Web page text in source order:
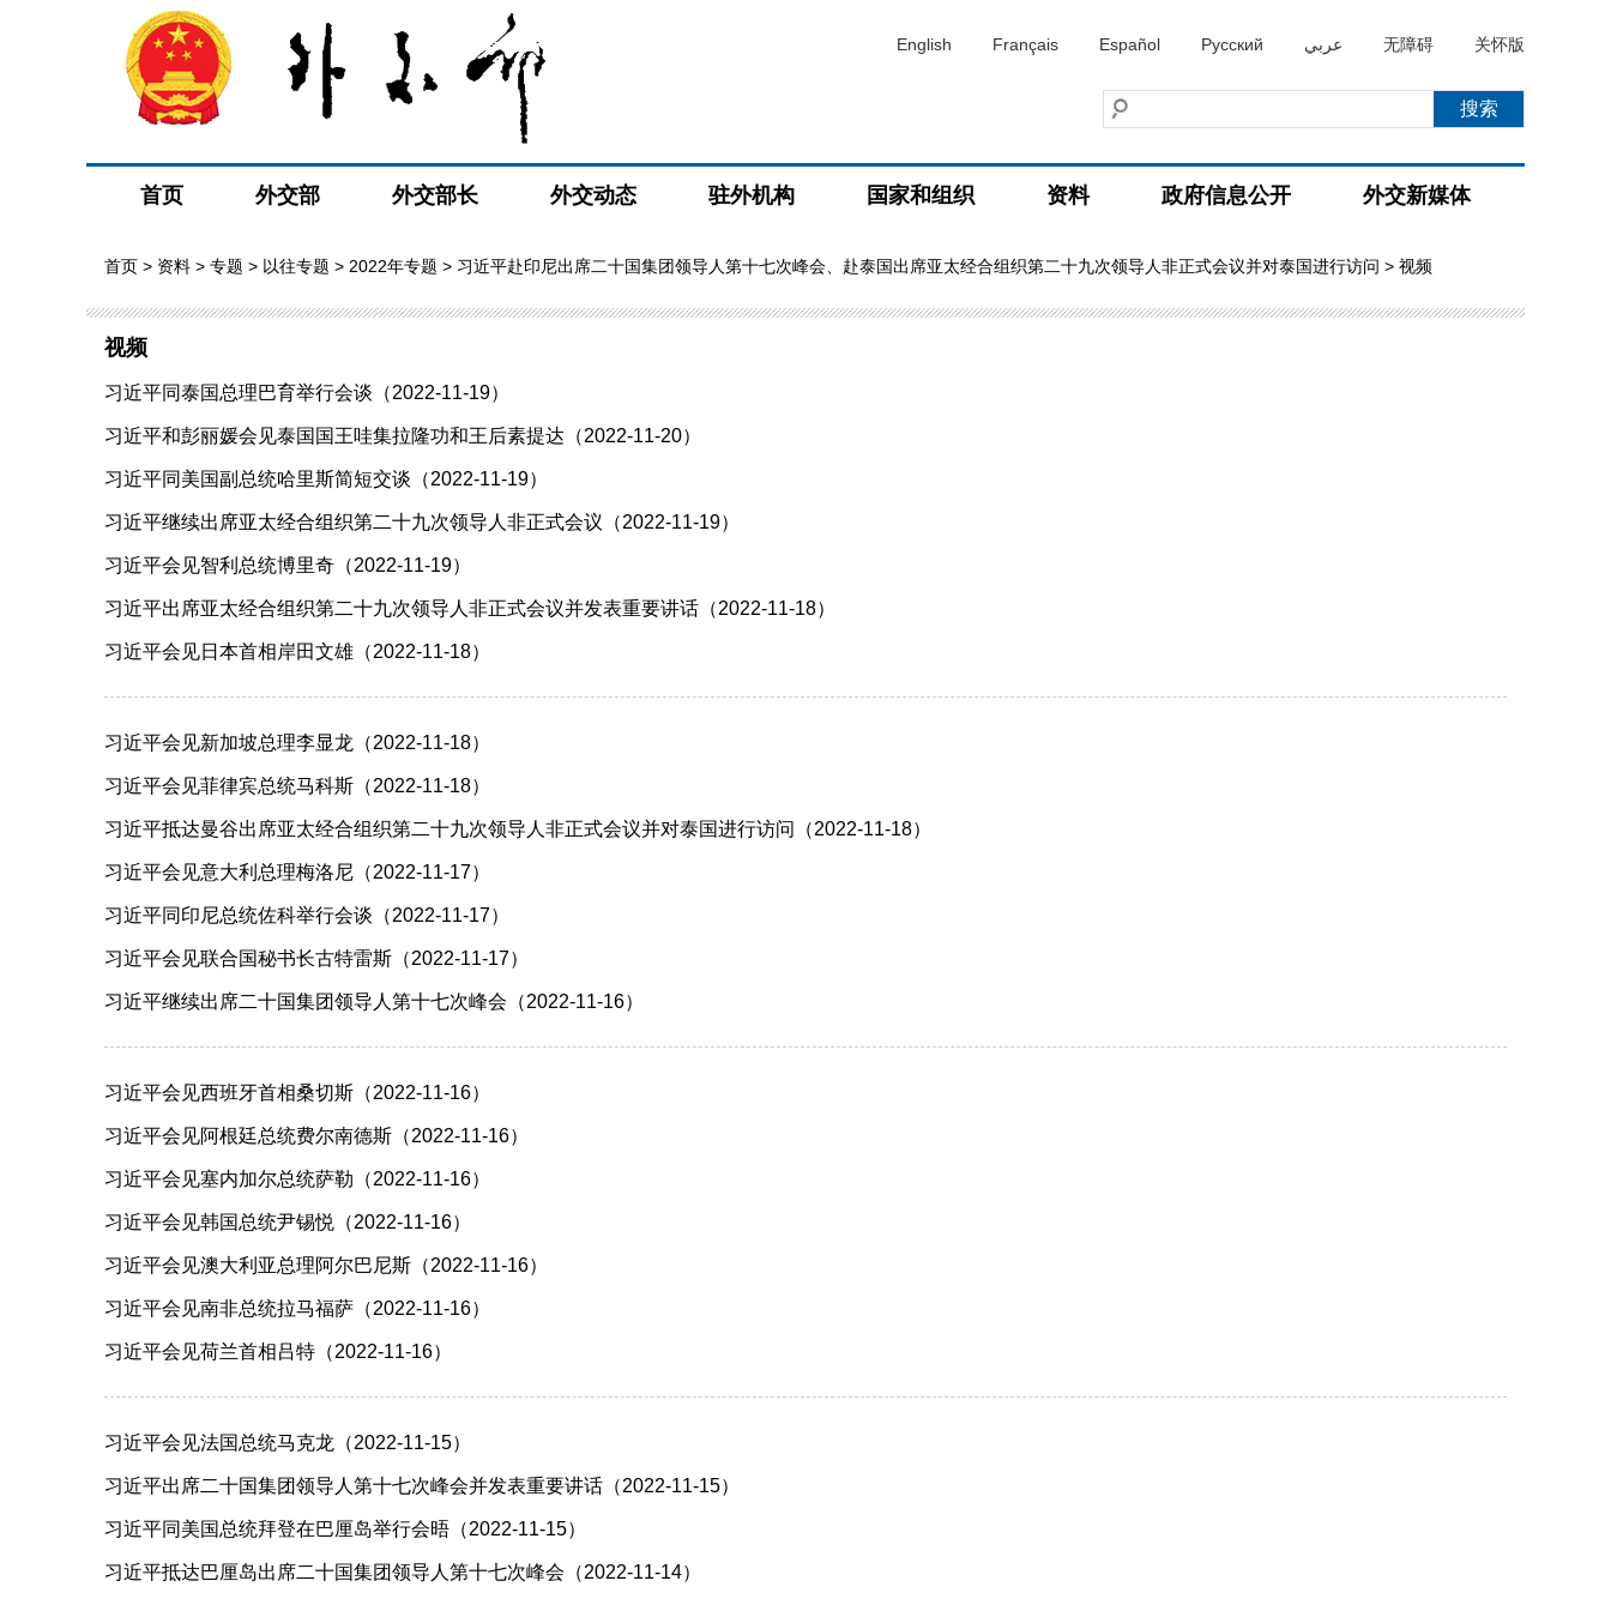
English Français Español Русский عربي 无障碍 关怀版
首页 外交部 外交部长 外交动态 驻外机构 国家和组织 资料 政府信息公开 外交新媒体
首页 > 资料 > 专题 > 以往专题 > 2022年专题 > 习近平赴印尼出席二十国集团领导人第十七次峰会、赴泰国出席亚太经合组织第二十九次领导人非正式会议并对泰国进行访问 > 视频
视频
习近平同泰国总理巴育举行会谈（2022-11-19）
习近平和彭丽媛会见泰国国王哇集拉隆功和王后素提达（2022-11-20）
习近平同美国副总统哈里斯简短交谈（2022-11-19）
习近平继续出席亚太经合组织第二十九次领导人非正式会议（2022-11-19）
习近平会见智利总统博里奇（2022-11-19）
习近平出席亚太经合组织第二十九次领导人非正式会议并发表重要讲话（2022-11-18）
习近平会见日本首相岸田文雄（2022-11-18）
习近平会见新加坡总理李显龙（2022-11-18）
习近平会见菲律宾总统马科斯（2022-11-18）
习近平抵达曼谷出席亚太经合组织第二十九次领导人非正式会议并对泰国进行访问（2022-11-18）
习近平会见意大利总理梅洛尼（2022-11-17）
习近平同印尼总统佐科举行会谈（2022-11-17）
习近平会见联合国秘书长古特雷斯（2022-11-17）
习近平继续出席二十国集团领导人第十七次峰会（2022-11-16）
习近平会见西班牙首相桑切斯（2022-11-16）
习近平会见阿根廷总统费尔南德斯（2022-11-16）
习近平会见塞内加尔总统萨勒（2022-11-16）
习近平会见韩国总统尹锡悦（2022-11-16）
习近平会见澳大利亚总理阿尔巴尼斯（2022-11-16）
习近平会见南非总统拉马福萨（2022-11-16）
习近平会见荷兰首相吕特（2022-11-16）
习近平会见法国总统马克龙（2022-11-15）
习近平出席二十国集团领导人第十七次峰会并发表重要讲话（2022-11-15）
习近平同美国总统拜登在巴厘岛举行会晤（2022-11-15）
习近平抵达巴厘岛出席二十国集团领导人第十七次峰会（2022-11-14）